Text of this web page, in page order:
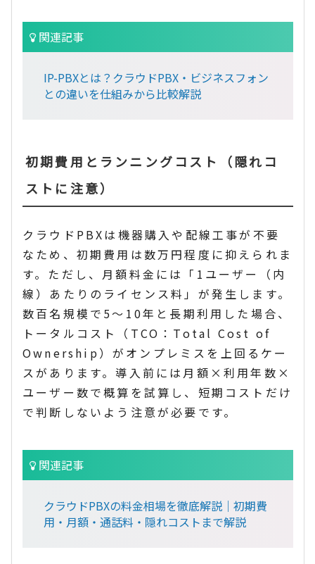
関連記事
IP-PBXとは？クラウドPBX・ビジネスフォン
との違いを仕組みから比較解説
初期費用とランニングコスト（隠れコ
ストに注意）
クラウドPBXは機器購入や配線工事が不要
なため、初期費用は数万円程度に抑えられま
す。ただし、月額料金には「1ユーザー（内
線）あたりのライセンス料」が発生します。
数百名規模で5〜10年と長期利用した場合、
トータルコスト（TCO：Total Cost of
Ownership）がオンプレミスを上回るケー
スがあります。導入前には月額×利用年数×
ユーザー数で概算を試算し、短期コストだけ
で判断しないよう注意が必要です。
関連記事
クラウドPBXの料金相場を徹底解説｜初期費
用・月額・通話料・隠れコストまで解説